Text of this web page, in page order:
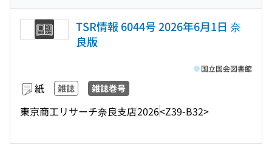
TSR情報 6044号 2026年6月1日 奈
良版
紙 雑誌 雑誌巻号
東京商工リサーチ奈良支店2026<Z39-B32>
国立国会図書館